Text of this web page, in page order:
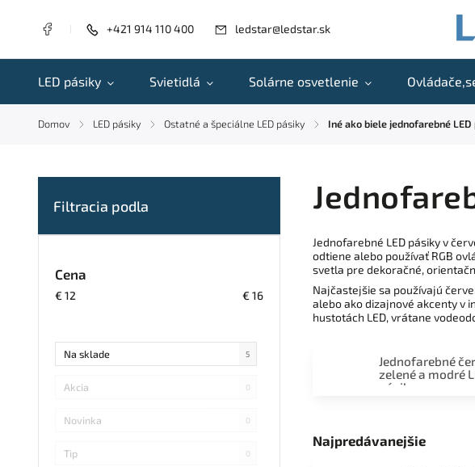
+421 914 110 400 ledstar@ledstar.sk
LED pásiky Svietidlá Solárne osvetlenie
Domov / LED pásiky / Ostatné a špeciálne LED pásiky / Iné ako biele jednofarebné
Cena
€ 12 € 16
Na sklade 5
Akcia 0
Novinka 0
Tip 0
Jednofarebné LED pásiky v
odtiene alebo používať RGB
svetla pre dekoračné,
Najčastejšie sa používajú
alebo ako dizajnové akcenty v
hustotách LED, vrátane
Jednofarebné
zelené a modré
pásiky
Najpredávanejšie